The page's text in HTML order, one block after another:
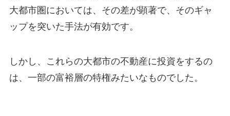
大都市圏においては、その差が顕著で、そのギャ
ップを突いた手法が有効です。
しかし、これらの大都市の不動産に投資をするの
は、一部の富裕層の特権みたいなものでした。